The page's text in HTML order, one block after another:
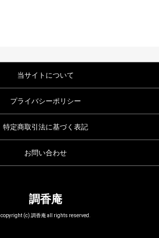
当サイトについて
プライバシーポリシー
特定商取引法に基づく表記
お問い合わせ
調香庵
copyright (c) 調香庵 all rights reserved.